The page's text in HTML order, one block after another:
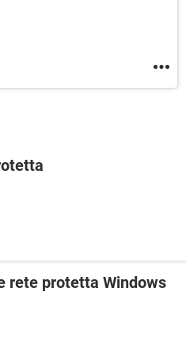
rete protetta Windows